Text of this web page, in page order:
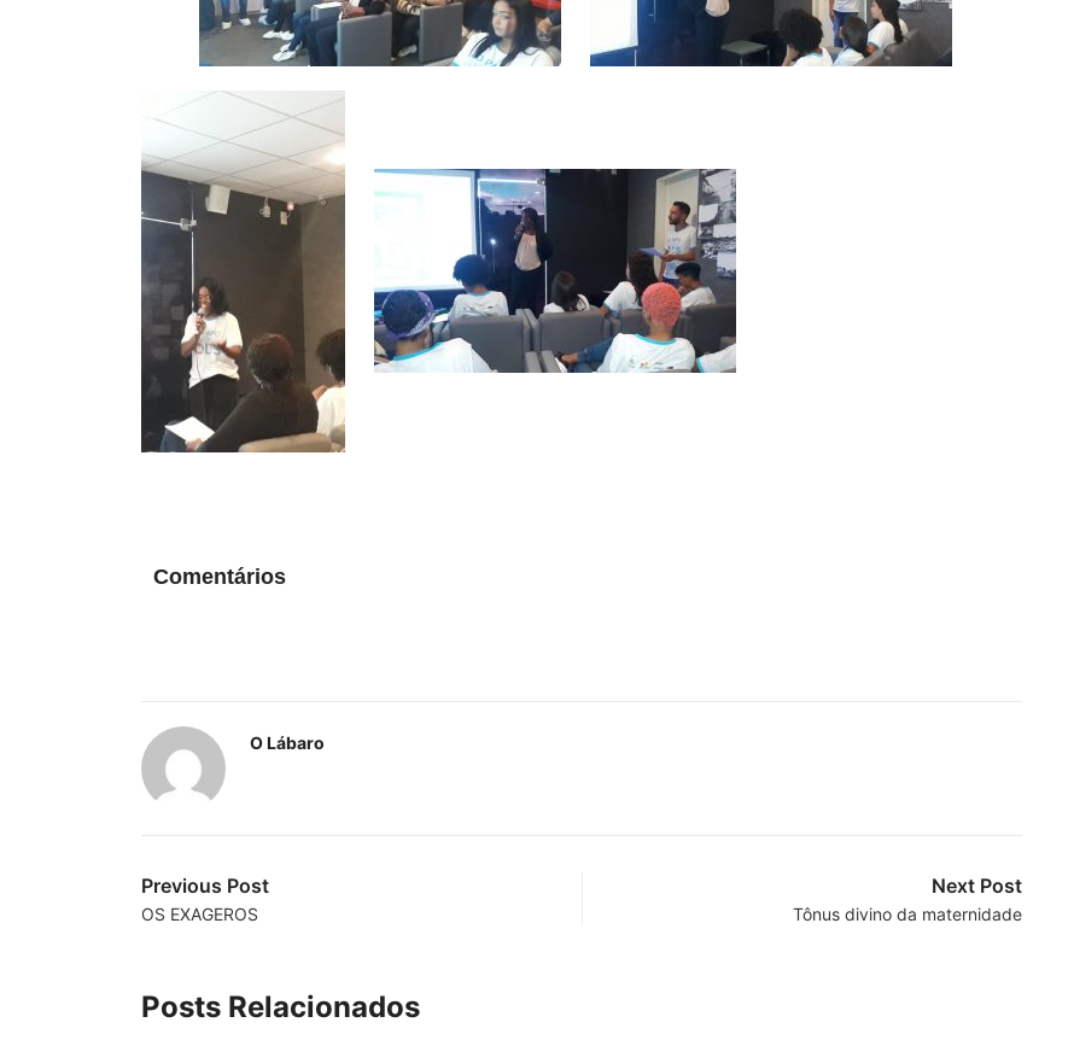
Comentários
O Lábaro
Previous Post
OS EXAGEROS
Next Post
Tônus divino da maternidade
Posts Relacionados